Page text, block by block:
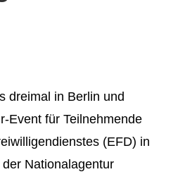
dreimal in Berlin und
Event für Teilnehmende
(EFD) in
Nationalagentur